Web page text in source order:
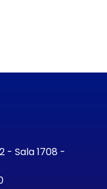
- Sala 1708 -